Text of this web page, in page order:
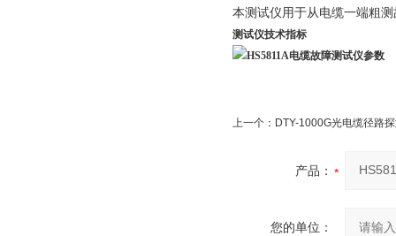
本测试仪用于从电缆一端粗
测试仪技术指标
上一个： DTY-1000G光电缆径路
产品：
您的单位：